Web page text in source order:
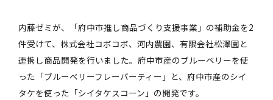
内藤ゼミが、「府中市推し商品づくり支援事業」の補助金を2
件受けて、株式会社コボコボ、河内農園、有限会社松澤園と
連携し商品開発を行いました。府中市産のブルーベリーを使
った「ブルーベリーフレーバーティー」と、府中市産のシイ
タケを使った「シイタケスコーン」の開発です。